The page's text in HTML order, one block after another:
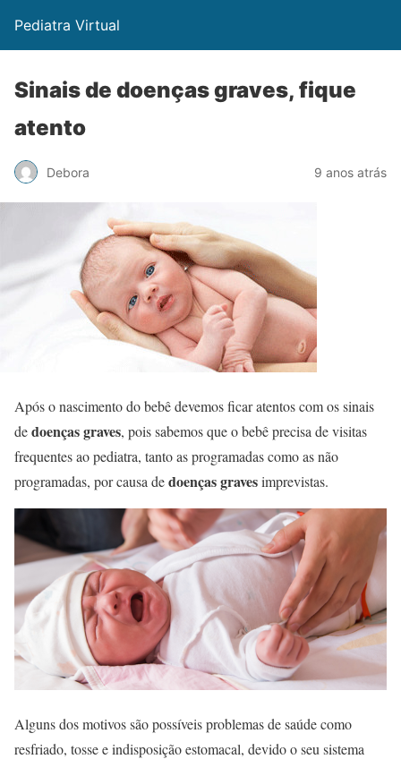
Pediatra Virtual
Sinais de doenças graves, fique
atento
Debora 9 anos atrás
Após o nascimento do bebê devemos ficar atentos com os sinais
dedoenças graves, pois sabemos que o bebê precisa de visitas
frequentes ao pediatra, tanto as programadas como as não
programadas, por causa dedoenças gravesimprevistas.
Alguns dos motivos são possíveis problemas de saúde como
resfriado, tosse e indisposição estomacal, devido o seu sistema